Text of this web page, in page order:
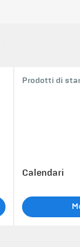
Prodotti di
Calendari